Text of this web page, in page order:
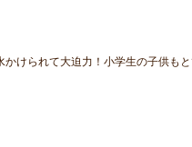
けられて大迫力！小学生の子供も